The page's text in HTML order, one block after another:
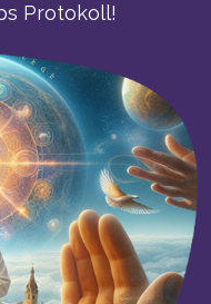
Protokoll!